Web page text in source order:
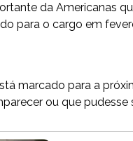
da Americanas
para o cargo em
marcado para a
ou que